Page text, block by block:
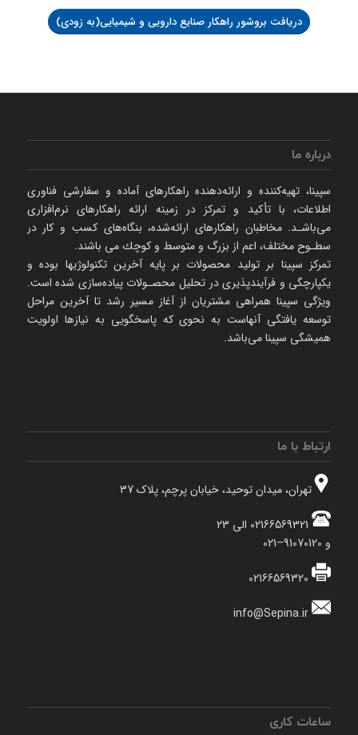
دریافت بروشور راهکار صنایع دارویی و شیمیایی(به زودی)
درباره ما
سپینا، تهیه‌كننده و ارائه‌‌دهنده راهكارهای آماده و سفارشی فناوری
اطلاعات، با تأكید و تمركز در زمینه ارائه راهکارهای نرم‌‌افزاری
می‌باشـد. مخاطبان راهكارهای ارائه‌شده، بنگاه‌های كسب و كار در
سطـوح مختلف، اعم از بزرگ و متوسط و كوچك می‌ باشند.
تمرکز سپینا بر تولید محصولات بر پایه آخرین تکنولوژیها بوده و
یکپارچگی و فرآیندپذیری در تحلیل محصـولات پیاده‌سازی شده است.
ویژگی سپینا همراهی مشتریان از آغاز مسیر رشد تا آخرین مراحل
توسعه یافتگی آنهاست به نحوی که پاسخگویی به نیازها اولویت
همیشگی سپینا می‌باشد.
ارتباط با ما
تهران، میدان توحید، خیابان پرچم، پلاک 37
و 91070120–021
02166569320
info@Sepina.ir
ساعات کاری